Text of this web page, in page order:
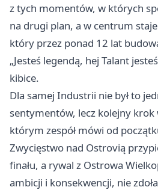
z tych momentów, w których
na drugi plan, a w centrum
który przez ponad 12 lat
„Jesteś legendą, hej Talant
kibice.
Dla samej Industrii nie był to
sentymentów, lecz kolejny krok
którym zespół mówi od
Zwycięstwo nad Ostrovią
finału, a rywal z Ostrowa
ambicji i konsekwencji, nie